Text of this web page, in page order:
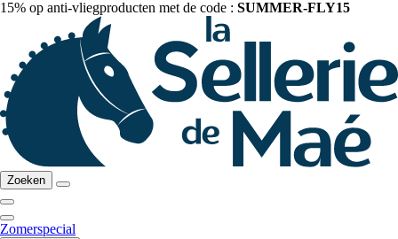
15% op anti-vliegproducten met de code : SUMMER-FLY15
Zoeken
Zomerspecial